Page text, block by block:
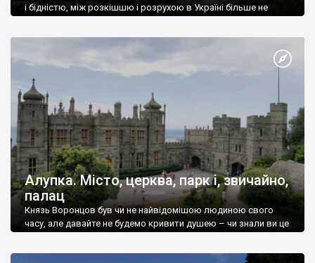
і бідністю, між розкішшю і розрухою в Україні більше не
Алупка. Місто, церква, парк і, звичайно,
палац
Князь Воронцов був чи не найвідомішою людиною свого
часу, але давайте не будемо кривити душею – чи знали ви це